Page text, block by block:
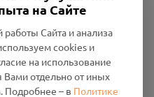
«Смоленский
на Сайте
Сайта и анализа
cookies и
на использование
Вами отдельно от иных
Подробнее – в Политике